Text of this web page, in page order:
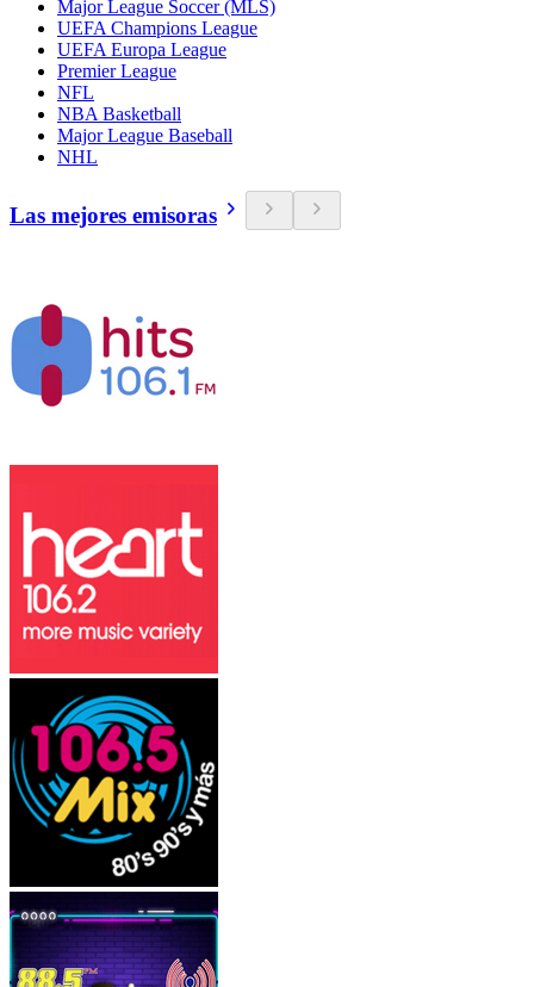
Major League Soccer (MLS)
UEFA Champions League
UEFA Europa League
Premier League
NFL
NBA Basketball
Major League Baseball
NHL
Las mejores emisoras